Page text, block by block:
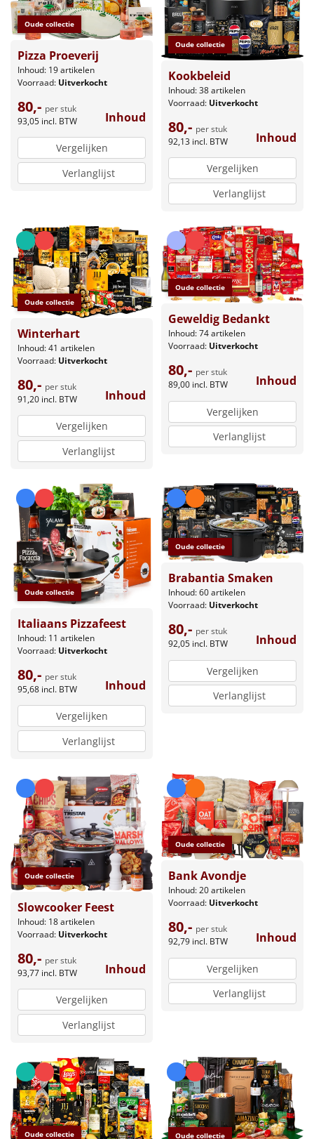
Oude collectie
Pizza Proeverij
Inhoud: 19 artikelen
Voorraad: Uitverkocht
80,- per stuk
93,05 incl. BTW Inhoud
Vergelijken
Verlanglijst
Oude collectie
Kookbeleid
Inhoud: 38 artikelen
Voorraad: Uitverkocht
80,- per stuk
92,13 incl. BTW Inhoud
Vergelijken
Verlanglijst
Oude collectie
Winterhart
Inhoud: 41 artikelen
Voorraad: Uitverkocht
80,- per stuk
91,20 incl. BTW Inhoud
Vergelijken
Verlanglijst
Oude collectie
Geweldig Bedankt
Inhoud: 74 artikelen
Voorraad: Uitverkocht
80,- per stuk
89,00 incl. BTW Inhoud
Vergelijken
Verlanglijst
Oude collectie
Italiaans Pizzafeest
Inhoud: 11 artikelen
Voorraad: Uitverkocht
80,- per stuk
95,68 incl. BTW Inhoud
Vergelijken
Verlanglijst
Oude collectie
Brabantia Smaken
Inhoud: 60 artikelen
Voorraad: Uitverkocht
80,- per stuk
92,05 incl. BTW Inhoud
Vergelijken
Verlanglijst
Oude collectie
Slowcooker Feest
Inhoud: 18 artikelen
Voorraad: Uitverkocht
80,- per stuk
93,77 incl. BTW Inhoud
Vergelijken
Verlanglijst
Oude collectie
Bank Avondje
Inhoud: 20 artikelen
Voorraad: Uitverkocht
80,- per stuk
92,79 incl. BTW Inhoud
Vergelijken
Verlanglijst
Oude collectie Oude collectie